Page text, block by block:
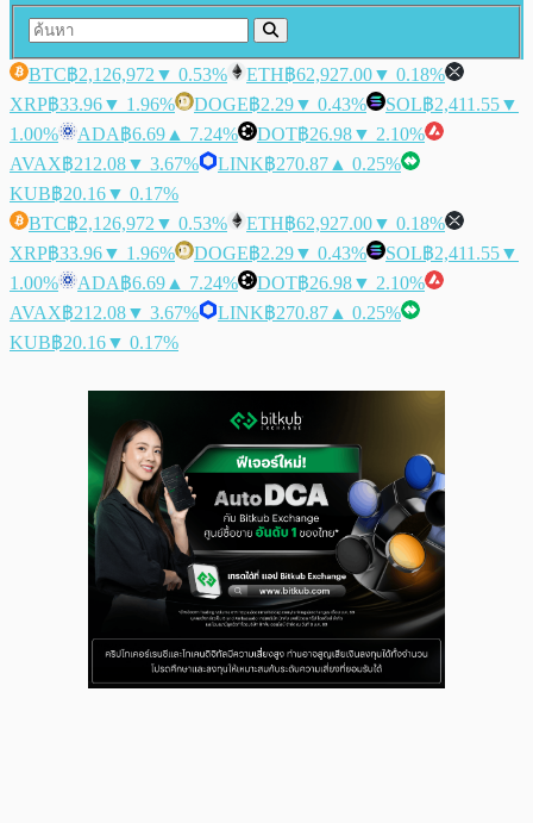
BTC฿2,126,972 ▼ 0.53% ETH฿62,927.00▼ 0.18%
XRP฿33.96▼ 1.96% DOGE฿2.29▼ 0.43% SOL฿2,411.55▼
1.00%
ADA฿6.69 ▲ 7.24% DOT฿26.98▼ 2.10%
AVAX฿212.08▼ 3.67% LINK฿270.87 ▲ 0.25%
KUB฿20.16▼ 0.17%
BTC฿2,126,972 ▼ 0.53% ETH฿62,927.00▼ 0.18%
XRP฿33.96▼ 1.96% DOGE฿2.29▼ 0.43% SOL฿2,411.55▼
1.00%
ADA฿6.69 ▲ 7.24% DOT฿26.98▼ 2.10%
AVAX฿212.08▼ 3.67% LINK฿270.87 ▲ 0.25%
KUB฿20.16▼ 0.17%